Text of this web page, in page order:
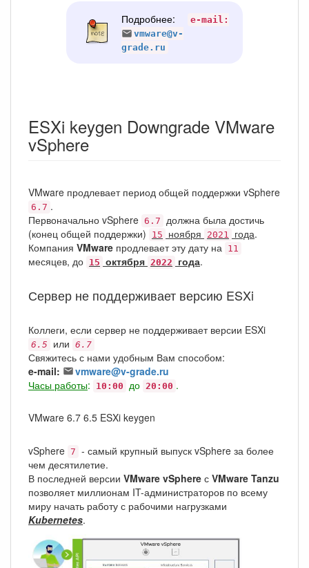
Подробнее:
e-mail:
vmware@v-
grade.ru
ESXi keygen Downgrade VMware
vSphere
VMware продлевает период общей поддержки vSphere
6.7 .
Первоначально vSphere 6.7 должна была достичь
(конец общей поддержки)
15 ноября 2021 года.
Компания VMware продлевает эту дату на 11
месяцев, до 15 октября 2022 года.
Сервер не поддерживает версию ESXi
Коллеги, если сервер не поддерживает версии ESXi
6.5 или 6.7
Свяжитесь с нами удобным Вам способом:
e-mail:
vmware@v-grade.ru
Часы работы: 10:00 до 20:00 .
VMware 6.7 6.5 ESXi keygen
vSphere 7 - самый крупный выпуск vSphere за более
чем десятилетие.
В последней версии VMware vSphere с VMware Tanzu
позволяет миллионам IT-администраторов по всему
миру начать работу с рабочими нагрузками
Kubernetes.